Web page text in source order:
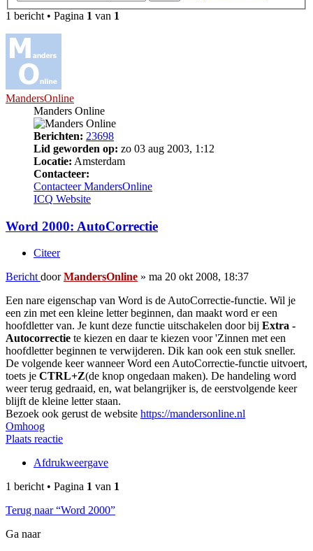
1 bericht • Pagina 1 van 1
MandersOnline
Manders Online
Berichten: 23698
Lid geworden op: zo 03 aug 2003, 1:12
Locatie: Amsterdam
Contacteer:
Contacteer MandersOnline
ICQ Website
Word 2000: AutoCorrectie
Citeer
Bericht doorMandersOnline » ma 20 okt 2008, 18:37
Een nare eigenschap van Word is de AutoCorrectie-functie. Wil je
een zin met een kleine letter beginnen, dan maakt word er een
hoofdletter van. Je kunt deze functie uitschakelen door bij Extra -
Autocorrectie te kiezen en daar te kiezen voor 'Zinnen met een
hoofdletter beginnen te verwijderen. Dik kan ook een stuk sneller.
De volgende keer wanneer Word een AutoCorrectie-functie uitvoert,
toets je CTRL+Z(de knop ongedaan maken). De handeling word
weer terug gedraaid, en, wat belangrijker is, de eerstvolgende keer
blijft de kleine letter staan.
Bezoek ook gerust de website https://mandersonline.nl
Omhoog
Plaats reactie
Afdrukweergave
1 bericht • Pagina 1 van 1
Terug naar “Word 2000”
Ga naar